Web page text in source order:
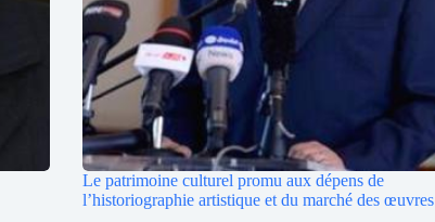
Le patrimoine culturel promu aux dépens de
l’historiographie artistique et du marché des œuvres